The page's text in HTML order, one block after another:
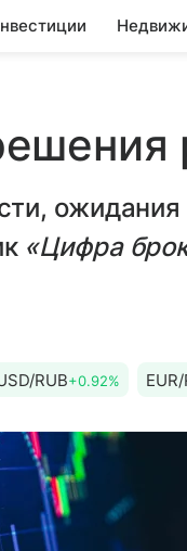
ожидания
«Цифра
RUB+0.92%